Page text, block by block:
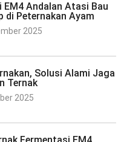
EM4 Andalan Atasi Bau
di Peternakan Ayam
2025
Solusi Alami Jaga
Ternak
2025